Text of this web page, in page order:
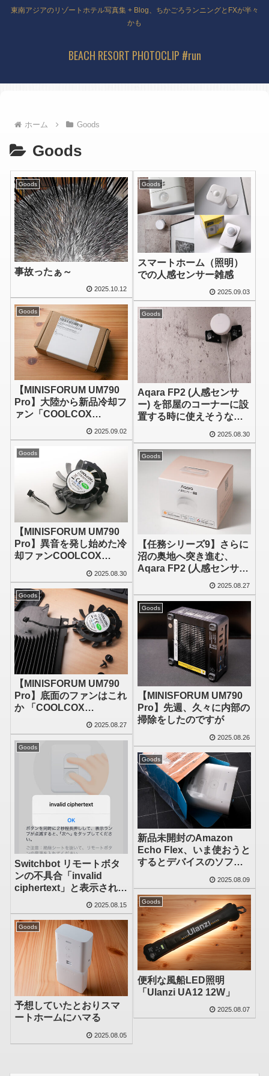
東南アジアのリゾートホテル写真集 + Blog、ちかごろランニングとFXが半々
かも
BEACH RESORT PHOTOCLIP #run
ホーム Goods
Goods
Goods
事故ったぁ～
2025.10.12
Goods
スマートホーム（照明）
での人感センサー雑感
2025.09.03
Goods
【MINISFORUM UM790
Pro】大陸から新品冷却フ
ァン「COOLCOX
CC6007H12S」届く
2025.09.02
Goods
Aqara FP2 (人感センサ
ー) を部屋のコーナーに設
置する時に使えそうな金
2025.08.30
Goods
【MINISFORUM UM790
Pro】異音を発し始めた冷
却ファンCOOLCOX
AliExpressで注文してみ
ました
2025.08.30
Goods
【任務シリーズ9】さらに
沼の奥地へ突き進む、
Aqara FP2 (人感センサ
ー) を設置してみた
2025.08.27
Goods
【MINISFORUM UM790
Pro】底面のファンはこれ
か 「COOLCOX
2025.08.27
Goods
【MINISFORUM UM790
Pro】先週、久々に内部の
掃除をしたのですが
2025.08.26
Goods
Switchbot リモートボタ
ンの不具合「invalid
ciphertext」と表示されて
スマホアプリと接続でき
ず
2025.08.15
Goods
新品未開封のAmazon
Echo Flex、いま使おうと
するとデバイスのソフト
を推奨されるのだが
2025.08.09
Goods
便利な風船LED照明
「Ulanzi UA12 12W」
2025.08.07
Goods
予想していたとおりスマ
ートホームにハマる
2025.08.05